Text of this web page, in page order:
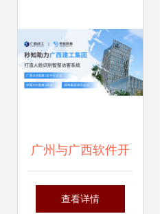
广州与广西软件开
发 秒知科技的差异
查看详情